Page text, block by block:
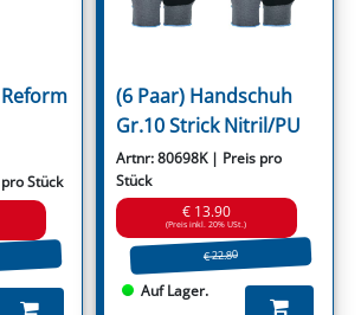
Stück
(6 Paar) Handschuh
Gr.10 Strick Nitril/PU
Artnr: 80698K | Preis pro
Stück
€ 13.90
(Preis inkl. 20% USt.)
€ 22.80
Auf Lager.